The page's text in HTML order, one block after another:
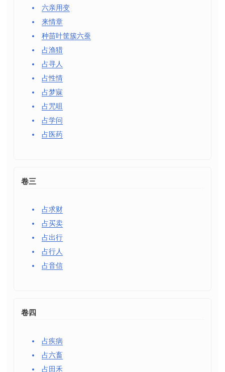
六亲用变
来情章
种苗叶筐簇六蚕
占渔猎
占寻人
占性情
占梦寐
占咒咀
占学问
占医药
卷三
占求财
占买卖
占出行
占行人
占音信
卷四
占疾病
占六畜
占田禾